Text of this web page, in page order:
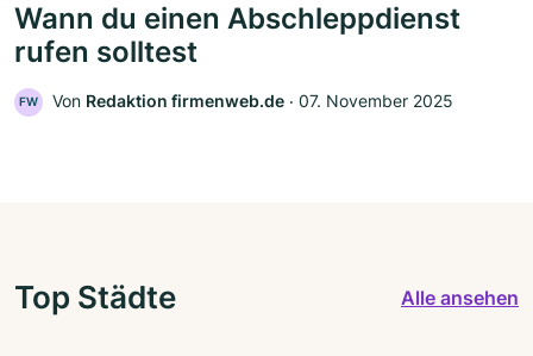
Wann du einen Abschleppdienst
rufen solltest
FW Von Redaktion firmenweb.de ‧ 07. November 2025
Top Städte Alle ansehen